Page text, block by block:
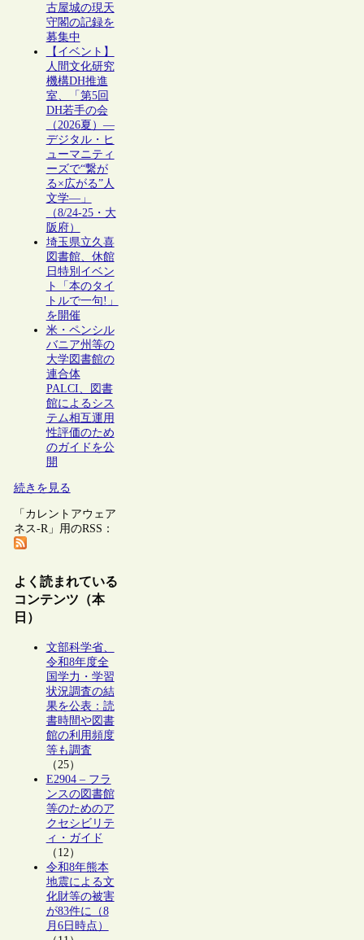
古屋城の現天
守閣の記録を
募集中
【イベント】
人間文化研究
機構DH推進
室、「第5回
DH若手の会
（2026夏）―
デジタル・ヒ
ューマニティ
ーズで“繋が
る×広がる”人
文学―」
（8/24-25・大
阪府）
埼玉県立久喜
図書館、休館
日特別イベン
ト「本のタイ
トルで一句!」
を開催
米・ペンシル
バニア州等の
大学図書館の
連合体
PALCI、図書
館によるシス
テム相互運用
性評価のため
のガイドを公
開
続きを見る
「カレントアウェア
ネス-R」用のRSS：
よく読まれている
コンテンツ（本
日）
文部科学省、
令和8年度全
国学力・学習
状況調査の結
果を公表：読
書時間や図書
館の利用頻度
等も調査
（25）
E2904 – フラ
ンスの図書館
等のためのア
クセシビリテ
ィ・ガイド
（12）
令和8年熊本
地震による文
化財等の被害
が83件に（8
月6日時点）